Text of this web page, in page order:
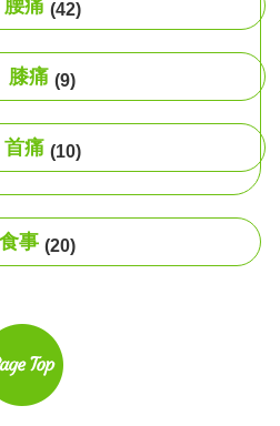
腰痛 (42)
膝痛 (9)
首痛 (10)
食事 (20)